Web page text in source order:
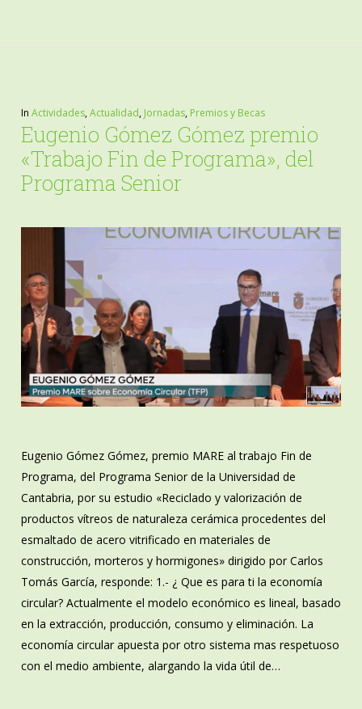
In Actividades,Actualidad, Jornadas, Premios y Becas
Eugenio Gómez Gómez premio
«Trabajo Fin de Programa», del
Programa Senior
Eugenio Gómez Gómez, premio MARE al trabajo Fin de
Programa, del Programa Senior de la Universidad de
Cantabria, por su estudio «Reciclado y valorización de
productos vítreos de naturaleza cerámica procedentes del
esmaltado de acero vitrificado en materiales de
construcción, morteros y hormigones» dirigido por Carlos
Tomás García, responde: 1.- ¿ Que es para ti la economía
circular? Actualmente el modelo económico es lineal, basado
en la extracción, producción, consumo y eliminación. La
economía circular apuesta por otro sistema mas respetuoso
con el medio ambiente, alargando la vida útil de…